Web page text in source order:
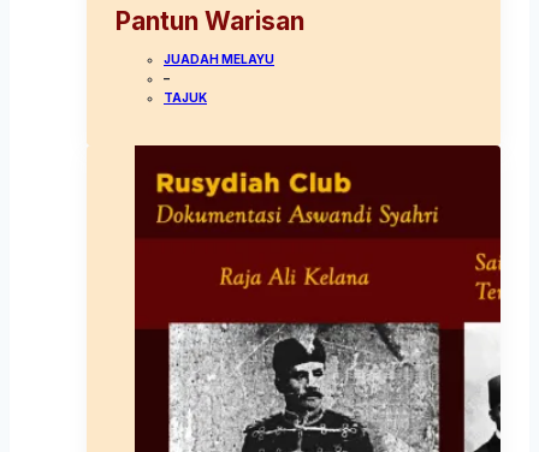
Pantun Warisan
JUADAH MELAYU
–
TAJUK